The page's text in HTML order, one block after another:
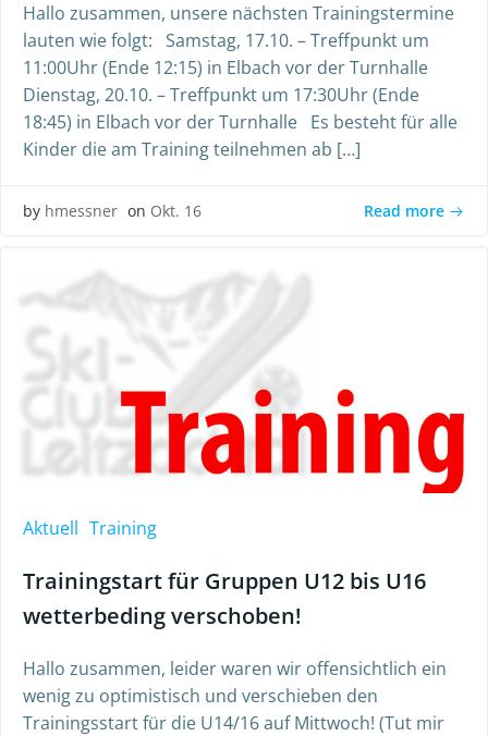
Hallo zusammen, unsere nächsten Trainingstermine
lauten wie folgt: Samstag, 17.10. – Treffpunkt um
11:00Uhr (Ende 12:15) in Elbach vor der Turnhalle
Dienstag, 20.10. – Treffpunkt um 17:30Uhr (Ende
18:45) in Elbach vor der Turnhalle Es besteht für alle
Kinder die am Training teilnehmen ab […]
by hmessner on Okt. 16 Read more
Aktuell Training
Trainingstart für Gruppen U12 bis U16
wetterbeding verschoben!
Hallo zusammen, leider waren wir offensichtlich ein
wenig zu optimistisch und verschieben den
Trainingsstart für die U14/16 auf Mittwoch! (Tut mir